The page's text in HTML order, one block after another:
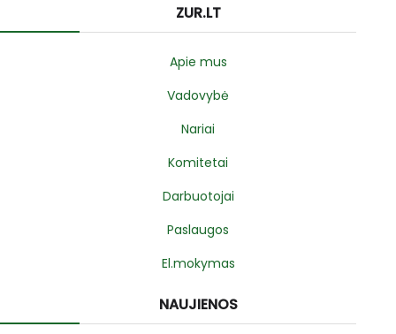
ZUR.LT
Apie mus
Vadovybė
Nariai
Komitetai
Darbuotojai
Paslaugos
El.mokymas
NAUJIENOS